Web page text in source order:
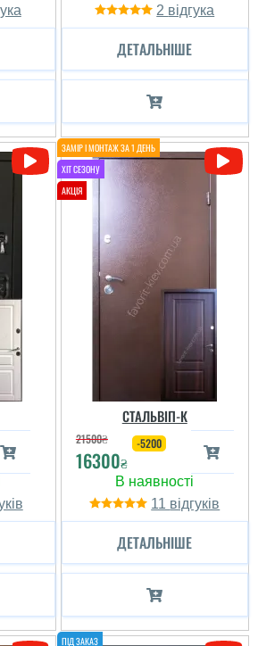
2
ДЕТАЛЬНІШЕ
СТАЛЬВІП-К
21500₴
16300₴
-5200
11
ДЕТАЛЬНІШЕ